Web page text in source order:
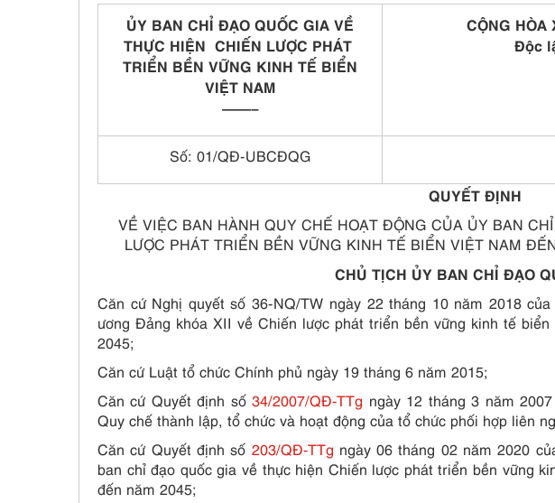
ỦY BAN CHỈ ĐẠO QUỐC GIA VỀ
THỰC HIỆN CHIẾN LƯỢC PHÁT
TRIỂN BỀN VỮNG KINH TẾ BIỂN
VIỆT NAM
——–
CỘNG HÒA
Độc
Số: 01/QĐ-UBCĐQG
QUYẾT ĐỊNH
VỀ VIỆC BAN HÀNH QUY CHẾ HOẠT ĐỘNG CỦA ỦY BAN
LƯỢC PHÁT TRIỂN BỀN VỮNG KINH TẾ BIỂN VIỆT NAM
CHỦ TỊCH ỦY BAN CHỈ ĐẠO
Căn cứ Nghị quyết số 36-NQ/TW ngày 22 tháng 10 năm 2018
ương Đảng khóa XII về Chiến lược phát triển bền vững kinh tế
2045;
Căn cứ Luật tổ chức Chính phủ ngày 19 tháng 6 năm 2015;
Căn cứ Quyết định số34/2007/QĐ-TTg ngày 12 tháng 3 năm
Quy chế thành lập, tổ chức và hoạt động của tổ chức phối hợp liên
Căn cứ Quyết định số 203/QĐ-TTg ngày 06 tháng 02 năm 2020
ban chỉ đạo quốc gia về thực hiện Chiến lược phát triển bền vững
đến năm 2045;